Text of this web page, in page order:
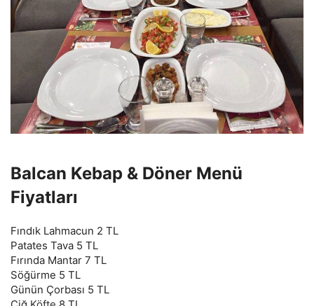
Balcan Kebap & Döner Menü
Fiyatları
Fındık Lahmacun 2 TL
Patates Tava 5 TL
Fırında Mantar 7 TL
Söğürme 5 TL
Günün Çorbası 5 TL